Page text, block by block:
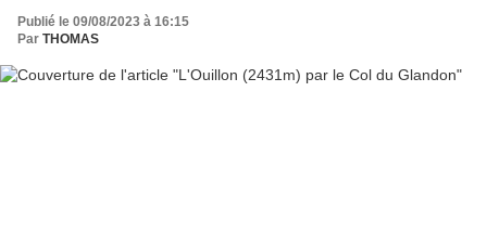
Publié le 09/08/2023 à 16:15
Par THOMAS